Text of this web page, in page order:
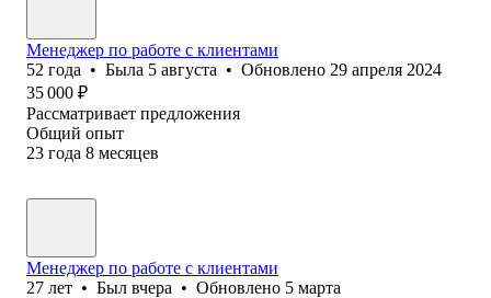
Менеджер по работе с клиентами
52 года • Была 5 августа • Обновлено 29 апреля 2024
35 000 ₽
Рассматривает предложения
Общий опыт
23 года 8 месяцев
Менеджер по работе с клиентами
27 лет • Был вчера • Обновлено 5 марта